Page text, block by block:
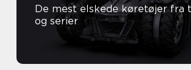
De mest elskede køretøjer fra
og serier